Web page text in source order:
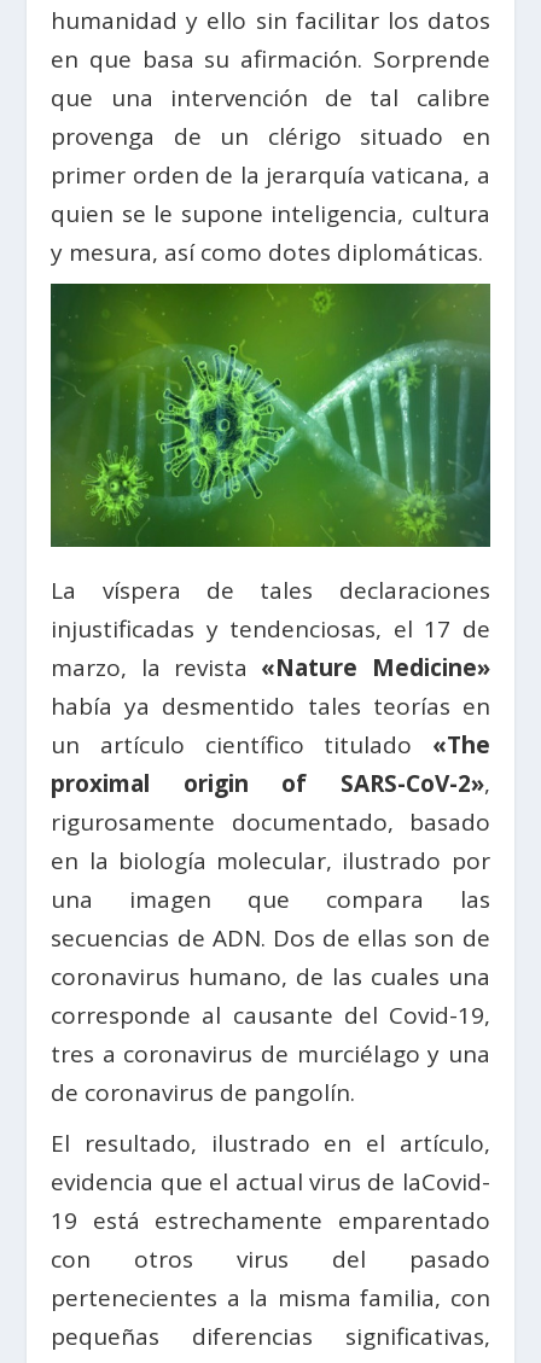
humanidad y ello sin facilitar los datos
en que basa su afirmación. Sorprende
que una intervención de tal calibre
provenga de un clérigo situado en
primer orden de la jerarquía vaticana, a
quien se le supone inteligencia, cultura
y mesura, así como dotes diplomáticas.
La víspera de tales declaraciones
injustificadas y tendenciosas, el 17 de
marzo, la revista «Nature Medicine»
había ya desmentido tales teorías en
un artículo científico titulado «The
proximal origin of SARS-CoV-2»,
rigurosamente documentado, basado
en la biología molecular, ilustrado por
una imagen que compara las
secuencias de ADN. Dos de ellas son de
coronavirus humano, de las cuales una
corresponde al causante del Covid-19,
tres a coronavirus de murciélago y una
de coronavirus de pangolín.
El resultado, ilustrado en el artículo,
evidencia que el actual virus de laCovid-
19 está estrechamente emparentado
con otros virus del pasado
pertenecientes a la misma familia, con
pequeñas diferencias significativas,